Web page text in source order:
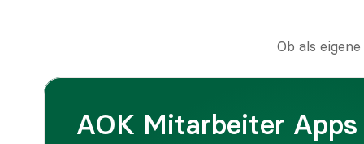
Ob als
AOK Mitarbeiter Apps